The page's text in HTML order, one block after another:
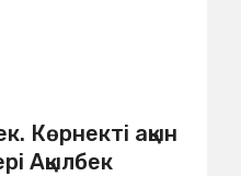
Көрнекті ақын
Ақылбек